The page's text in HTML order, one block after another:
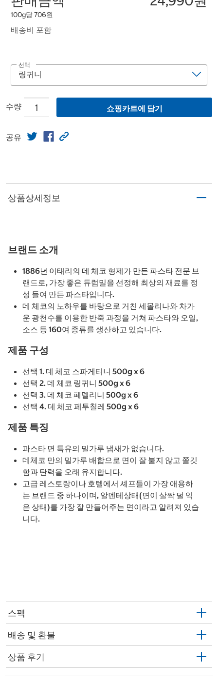
100g당 706원
배송비 포함
선택
수량 쇼핑카트에 담기
공유
상품상세정보
브랜드 소개
1886년 이태리의 데 체코 형제가 만든 파스타 전문 브
랜드로, 가장 좋은 듀럼밀을 선정해 최상의 재료를 정
성 들여 만든 파스타입니다.
데 체코의 노하우를 바탕으로 거친 세몰리나와 차가
운 광천수를 이용한 반죽 과정을 거쳐 파스타와 오일,
소스 등 160여 종류를 생산하고 있습니다.
제품 구성
선택 1. 데 체코 스파게티니 500g x 6
선택 2. 데 체코 링귀니 500g x 6
선택 3. 데 체코 페델리니 500g x 6
선택 4. 데 체코 페투칠레 500g x 6
제품 특징
파스타 면 특유의 밀가루 냄새가 없습니다.
데체코 만의 밀가루 배합으로 면이 잘 불지 않고 쫄깃
함과 탄력을 오래 유지합니다.
고급 레스토랑이나 호텔에서 셰프들이 가장 애용하
는 브랜드 중 하나이며, 알덴테상태(면이 살짝 덜 익
은 상태)를 가장 잘 만들어주는 면이라고 알려져 있습
니다.
스펙
배송 및 환불
상품 후기